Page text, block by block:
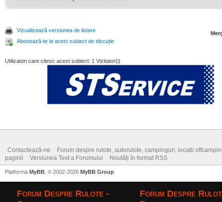
Vizualizează versiunea de listare
Abonează-te la acest subiect de discuție
Utilizatori care citesc acest subiect: 1 Vizitator(i)
Contactează-ne
Forum despre rulote, autorulote, campinguri, locatii
paginii
Versiunea Text a Forumului Noutăți în format RSS
Platforma MyBB , © 2002-2026 MyBB Group
Forum Despre Rulote -
Forum Despre